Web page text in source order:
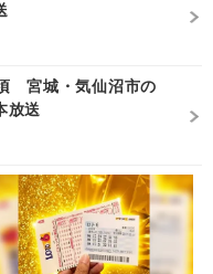
宮城・気仙沼市の
放送